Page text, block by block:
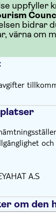
uppfyller
bidrar
värna om
och
SEYAHAT A.S
om den